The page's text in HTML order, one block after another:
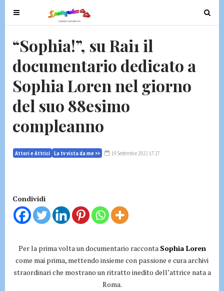
T
o
g
e
n
v
g
t
T
o
“Sophia!”, su Rai1 il
documentario dedicato a
Sophia Loren nel giorno
del suo 88esimo
compleanno
Attori e Attrici La tv vista da me >> 19 Settembre 2022 17:27
Condividi
Per la prima volta un documentario racconta Sophia Loren
come mai prima, mettendo insieme con passione e cura archivi
straordinari che mostrano un ritratto inedito dell’attrice nata a
Roma.